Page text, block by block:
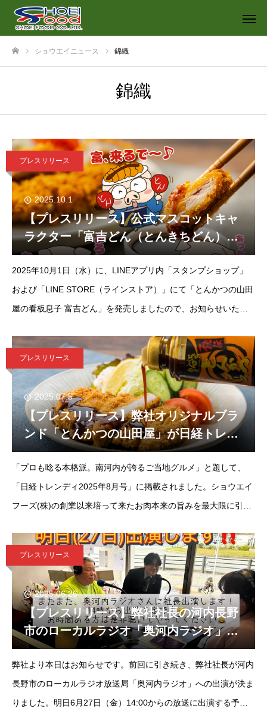
ショウエイニュース 錦織
錦織
プレスリリース
2025.10.1
【プレスリリース】公式マスコットキャ
ラクター「富吉どん（とんきちどん）」
のLINEスタンプが登場！「とんかつの山
田屋の看板息子 富吉どん」発売のお知ら
せ。
2025年10月1日（水）に、LINEアプリ内「スタンプショップ」
および「LINE STORE（ラインストア）」にて「とんかつの山田
屋の看板息子 富吉どん」を発売しましたので、お知らせいたし
んかつの山田
プレスリリース
2025.07.5
【プレスリリース】弊社オリジナルブラ
ンド「とんかつの山田屋」が日経トレン
ディ8月号に掲載されました。
「プロも唸る本格派。南河内が誇るご当地グルメ」と題して、
「日経トレンディ2025年8月号」に掲載されました。ショウエイ
フーズ(株)の創業以来培って来たお肉本来の旨みを最大限に引き
（2019年
プレスリリース
2025.06.26
【プレスリリース】弊社社長の河内長野
市のローカルラジオ「奥河内ラジオ」出
演が決定！
弊社より本日はお知らせです。前回に引き続き、弊社社長が河内
長野市のローカルラジオ放送局「奥河内ラジオ」への出演が決ま
りました。明日6月27日（金）14:00からの放送に出演する予定